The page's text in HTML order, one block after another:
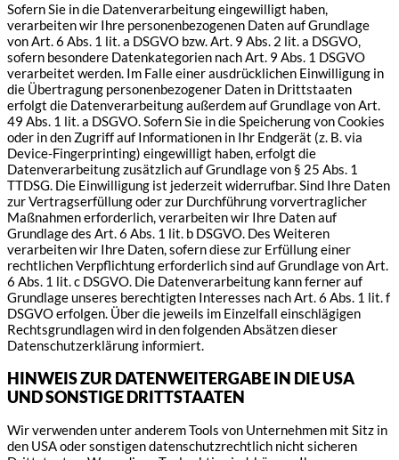
Sofern Sie in die Datenverarbeitung eingewilligt haben,
verarbeiten wir Ihre personenbezogenen Daten auf Grundlage
von Art. 6 Abs. 1 lit. a DSGVO bzw. Art. 9 Abs. 2 lit. a DSGVO,
sofern besondere Datenkategorien nach Art. 9 Abs. 1 DSGVO
verarbeitet werden. Im Falle einer ausdrücklichen Einwilligung in
die Übertragung personenbezogener Daten in Drittstaaten
erfolgt die Datenverarbeitung außerdem auf Grundlage von Art.
49 Abs. 1 lit. a DSGVO. Sofern Sie in die Speicherung von Cookies
oder in den Zugriff auf Informationen in Ihr Endgerät (z. B. via
Device-Fingerprinting) eingewilligt haben, erfolgt die
Datenverarbeitung zusätzlich auf Grundlage von § 25 Abs. 1
TTDSG. Die Einwilligung ist jederzeit widerrufbar. Sind Ihre Daten
zur Vertragserfüllung oder zur Durchführung vorvertraglicher
Maßnahmen erforderlich, verarbeiten wir Ihre Daten auf
Grundlage des Art. 6 Abs. 1 lit. b DSGVO. Des Weiteren
verarbeiten wir Ihre Daten, sofern diese zur Erfüllung einer
rechtlichen Verpflichtung erforderlich sind auf Grundlage von Art.
6 Abs. 1 lit. c DSGVO. Die Datenverarbeitung kann ferner auf
Grundlage unseres berechtigten Interesses nach Art. 6 Abs. 1 lit. f
DSGVO erfolgen. Über die jeweils im Einzelfall einschlägigen
Rechtsgrundlagen wird in den folgenden Absätzen dieser
Datenschutzerklärung informiert.
HINWEIS ZUR DATENWEITERGABE IN DIE USA
UND SONSTIGE DRITTSTAATEN
Wir verwenden unter anderem Tools von Unternehmen mit Sitz in
den USA oder sonstigen datenschutzrechtlich nicht sicheren